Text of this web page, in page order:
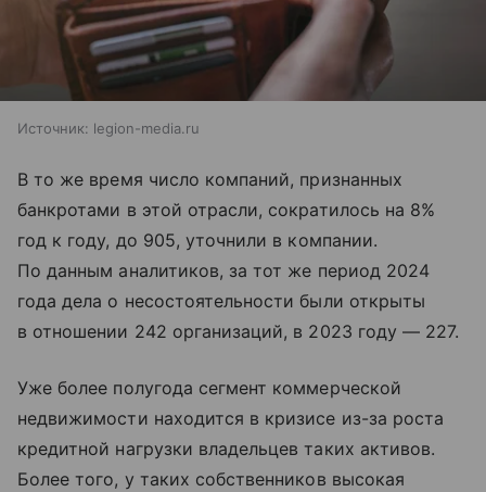
Источник: legion-media.ru
В то же время число компаний, признанных
банкротами в этой отрасли, сократилось на 8%
год к году, до 905, уточнили в компании.
По данным аналитиков, за тот же период 2024
года дела о несостоятельности были открыты
в отношении 242 организаций, в 2023 году — 227.
Уже более полугода сегмент коммерческой
недвижимости находится в кризисе из-за роста
кредитной нагрузки владельцев таких активов.
Более того, у таких собственников высокая